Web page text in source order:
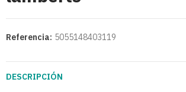
Referencia: 5055148403119
DESCRIPCIÓN